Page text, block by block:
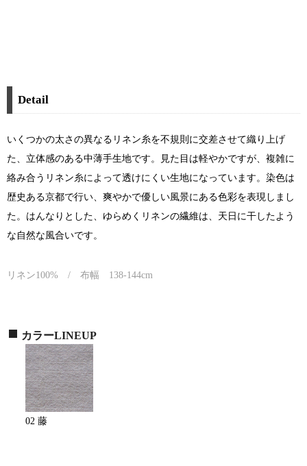
Detail
いくつかの太さの異なるリネン糸を不規則に交差させて織り上げ
た、立体感のある中薄手生地です。見た目は軽やかですが、複雑に
絡み合うリネン糸によって透けにくい生地になっています。染色は
歴史ある京都で行い、爽やかで優しい風景にある色彩を表現しまし
た。はんなりとした、ゆらめくリネンの繊維は、天日に干したよう
な自然な風合いです。
リネン100% / 布幅 138-144cm
カラーLINEUP
02 藤